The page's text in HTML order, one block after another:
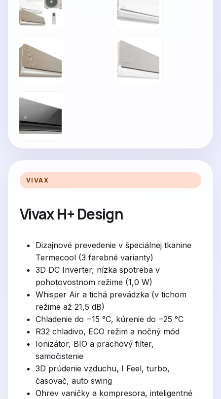
VIVAX
Vivax H+ Design
Dizajnové prevedenie v špeciálnej tkanine
Termecool (3 farebné varianty)
3D DC Inverter, nízka spotreba v
pohotovostnom režime (1,0 W)
Whisper Air a tichá prevádzka (v tichom
režime až 21,5 dB)
Chladenie do −15 °C, kúrenie do −25 °C
R32 chladivo, ECO režim a nočný mód
Ionizátor, BIO a prachový filter,
samočistenie
3D prúdenie vzduchu, I Feel, turbo,
časovač, auto swing
Ohrev vaničky a kompresora, inteligentné